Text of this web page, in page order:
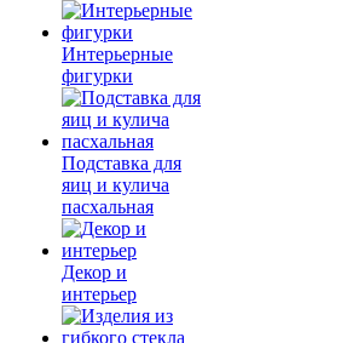
Интерьерные
фигурки
Подставка для
яиц и кулича
пасхальная
Декор и
интерьер